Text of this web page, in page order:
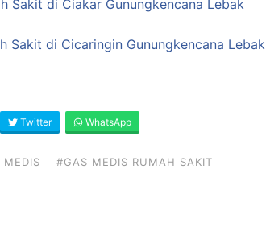
Sakit di Ciakar Gunungkencana Lebak
Sakit di Cicaringin Gunungkencana Lebak
Twitter WhatsApp
MEDIS #GAS MEDIS RUMAH SAKIT